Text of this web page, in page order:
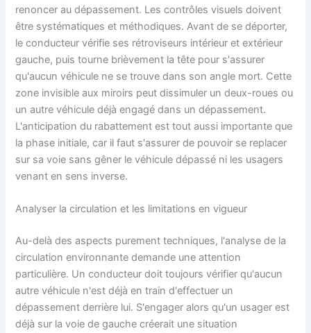
renoncer au dépassement. Les contrôles visuels doivent
être systématiques et méthodiques. Avant de se déporter,
le conducteur vérifie ses rétroviseurs intérieur et extérieur
gauche, puis tourne brièvement la tête pour s'assurer
qu'aucun véhicule ne se trouve dans son angle mort. Cette
zone invisible aux miroirs peut dissimuler un deux-roues ou
un autre véhicule déjà engagé dans un dépassement.
L'anticipation du rabattement est tout aussi importante que
la phase initiale, car il faut s'assurer de pouvoir se replacer
sur sa voie sans gêner le véhicule dépassé ni les usagers
venant en sens inverse.
Analyser la circulation et les limitations en vigueur
Au-delà des aspects purement techniques, l'analyse de la
circulation environnante demande une attention
particulière. Un conducteur doit toujours vérifier qu'aucun
autre véhicule n'est déjà en train d'effectuer un
dépassement derrière lui. S'engager alors qu'un usager est
déjà sur la voie de gauche créerait une situation